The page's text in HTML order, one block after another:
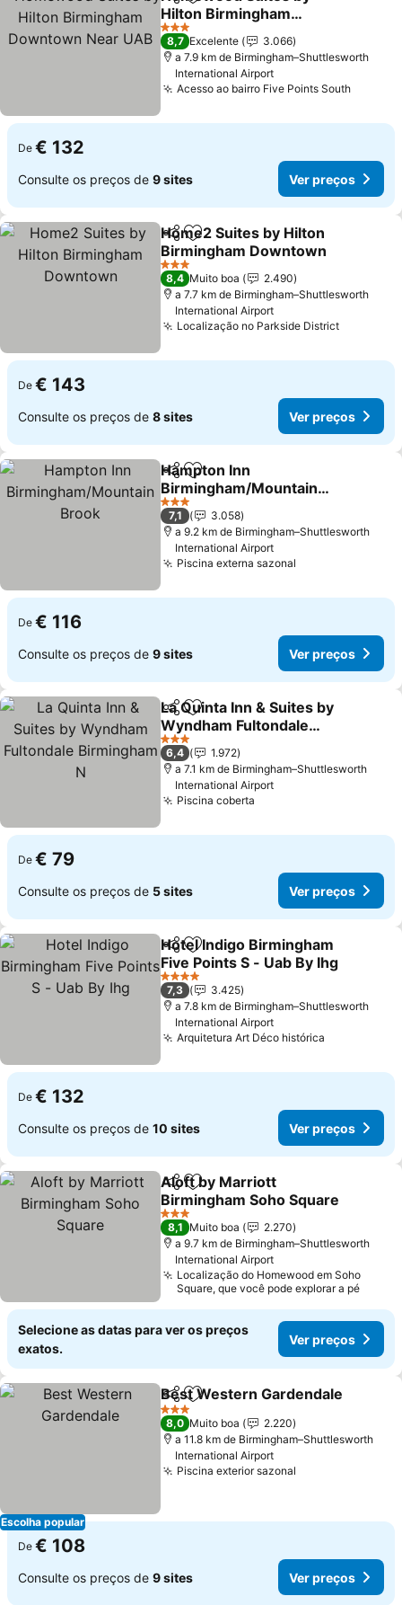
PartilharAdicionar aos favoritos
Hilton Birmingham
Downtown Near UAB
Ver preços
3 Estrelas
8,7 Excelente
3.066
a 7.9 km de Birmingham–Shuttlesworth
International Airport
Acesso ao bairro Five Points SouthVer
De € 132
Consulte os preços de 9 sites Ver preços
PartilharAdicionar aos favoritos
Home2 Suites by Hilton
Birmingham Downtown
Ver preços
3 Estrelas
8,4 Muito boa
2.490
a 7.7 km de Birmingham–Shuttlesworth
International Airport
Localização no Parkside DistrictVer
De € 143
Consulte os preços de 8 sites Ver preços
PartilharAdicionar aos favoritos
Hampton Inn
Birmingham/Mountain
Brook
Ver preços
3 Estrelas
7,1
3.058
a 9.2 km de Birmingham–Shuttlesworth
International Airport
Piscina externa sazonal
De € 116
Consulte os preços de 9 sites Ver preços
PartilharAdicionar aos favoritos
La Quinta Inn & Suites by
Wyndham Fultondale
Birmingham N
Ver preços
3 Estrelas
6,4
1.972
a 7.1 km de Birmingham–Shuttlesworth
International Airport
Piscina coberta
De € 79
Consulte os preços de 5 sites Ver preços
PartilharAdicionar aos favoritos
Hotel Indigo Birmingham
Five Points S - Uab By Ihg
Ver preços
4 Estrelas
7,3
3.425
a 7.8 km de Birmingham–Shuttlesworth
International Airport
Arquitetura Art Déco histórica
De € 132
Consulte os preços de 10 sites Ver preços
PartilharAdicionar aos favoritos
Aloft by Marriott
Birmingham Soho Square
Ver preços
3 Estrelas
8,1 Muito boa
2.270
a 9.7 km de Birmingham–Shuttlesworth
International Airport
Localização do Homewood em Soho
Square, que você pode explorar a pé
Selecione as datas para ver os preços
exatos.
Ver preços
Escolha popular
PartilharAdicionar aos favoritos
Best Western Gardendale
3 Estrelas
8,0 Muito boa
2.220
a 11.8 km de Birmingham–Shuttlesworth
International Airport
Piscina exterior sazonal
De € 108
Consulte os preços de 9 sites Ver preços